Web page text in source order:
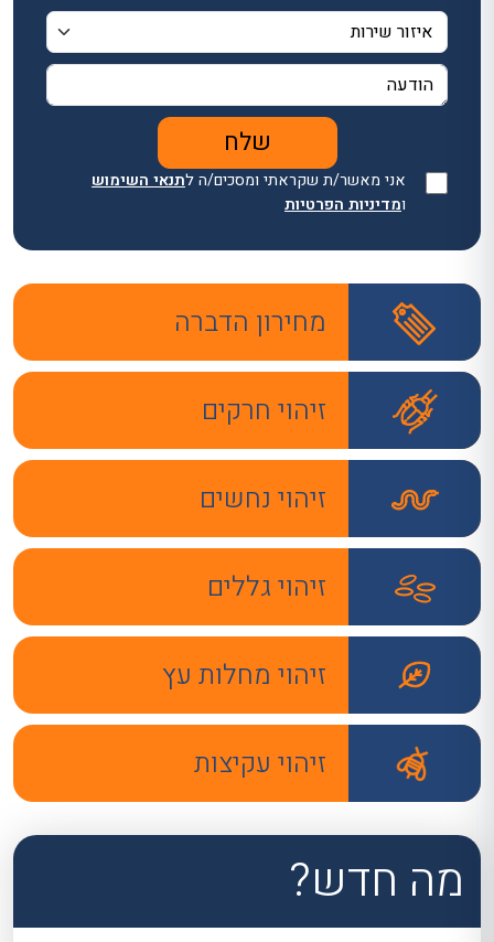
אני מאשר/ת שקראתי ומסכים/ה לתנאי השימוש
ומדיניות הפרטיות
מחירון הדברה
זיהוי חרקים
זיהוי נחשים
זיהוי גללים
זיהוי מחלות עץ
זיהוי עקיצות
מה חדש?